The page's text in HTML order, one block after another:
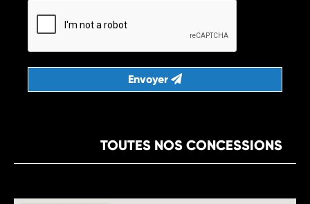
Envoyer
TOUTES NOS CONCESSIONS